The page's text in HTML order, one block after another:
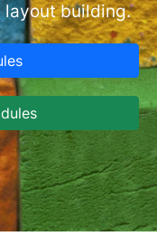
layout building.